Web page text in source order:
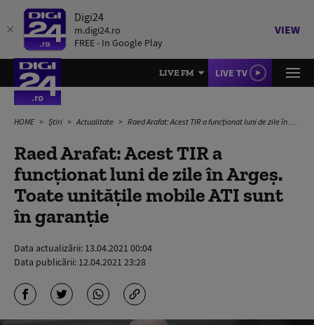
Digi24
m.digi24.ro
FREE - In Google Play
VIEW
LIVE FM LIVE TV
HOME Știri Actualitate Raed Arafat: Acest TIR a funcționat luni de zile în Argeș. Toate unitățile mobile ATI sunt în garanție
Raed Arafat: Acest TIR a
funcționat luni de zile în Argeș.
Toate unitățile mobile ATI sunt
în garanție
Data actualizării: 13.04.2021 00:04
Data publicării: 12.04.2021 23:28